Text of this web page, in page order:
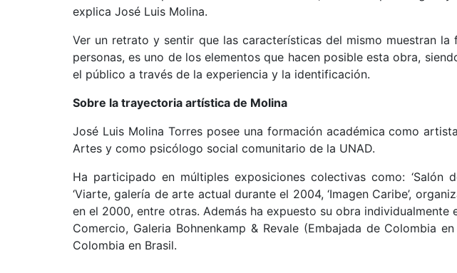
explica José Luis Molina.
Ver un retrato y sentir que las características del mismo muestran
personas, es uno de los elementos que hacen posible esta obra,
el público a través de la experiencia y la identificación.
Sobre la trayectoria artística de Molina
José Luis Molina Torres posee una formación académica como
Artes y como psicólogo social comunitario de la UNAD.
Ha participado en múltiples exposiciones colectivas como: ‘Salón
‘Viarte, galería de arte actual durante el 2004, ‘Imagen Caribe’,
en el 2000, entre otras. Además ha expuesto su obra individualmente
Comercio, Galeria Bohnenkamp & Revale (Embajada de Colombia
Colombia en Brasil.